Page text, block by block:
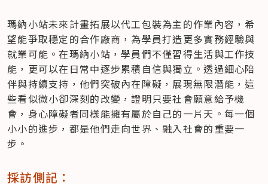
瑪納小站未來計畫拓展以代工包裝為主的作業內容，希
望能爭取穩定的合作廠商，為學員打造更多實務經驗與
就業可能。在瑪納小站，學員們不僅習得生活與工作技
能，更可以在日常中逐步累積自信與獨立。透過細心陪
伴與持續支持，他們突破內在障礙，展現無限潛能，這
些看似微小卻深刻的改變，證明只要社會願意給予機
會，身心障礙者同樣能擁有屬於自己的一片天。每一個
小小的進步，都是他們走向世界、融入社會的重要一
步。
採訪側記：